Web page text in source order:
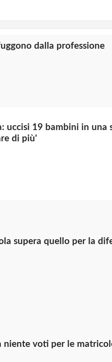
dalla professione
uccisi 19 bambini in una
di più'
supera quello per la
niente voti per le